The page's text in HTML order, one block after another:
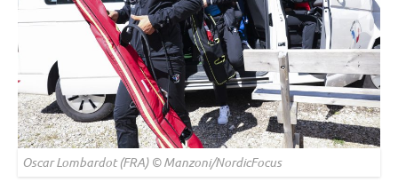
Oscar Lombardot (FRA) © Manzoni/NordicFocus